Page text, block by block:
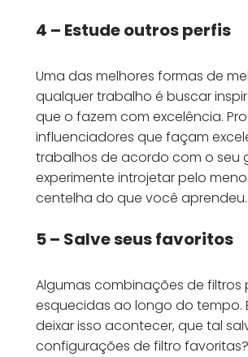
4 – Estude outros perfis
Uma das melhores formas de
qualquer trabalho é buscar
que o fazem com excelência.
influenciadores que façam
trabalhos de acordo com o seu
experimente introjetar pelo
centelha do que você aprendeu.
5 – Salve seus favoritos
Algumas combinações de filtros
esquecidas ao longo do tempo.
deixar isso acontecer, que tal
configurações de filtro favoritas?